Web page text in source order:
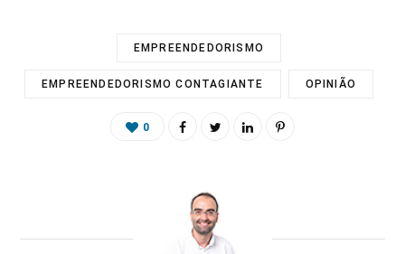
EMPREENDEDORISMO
EMPREENDEDORISMO CONTAGIANTE OPINIÃO
0